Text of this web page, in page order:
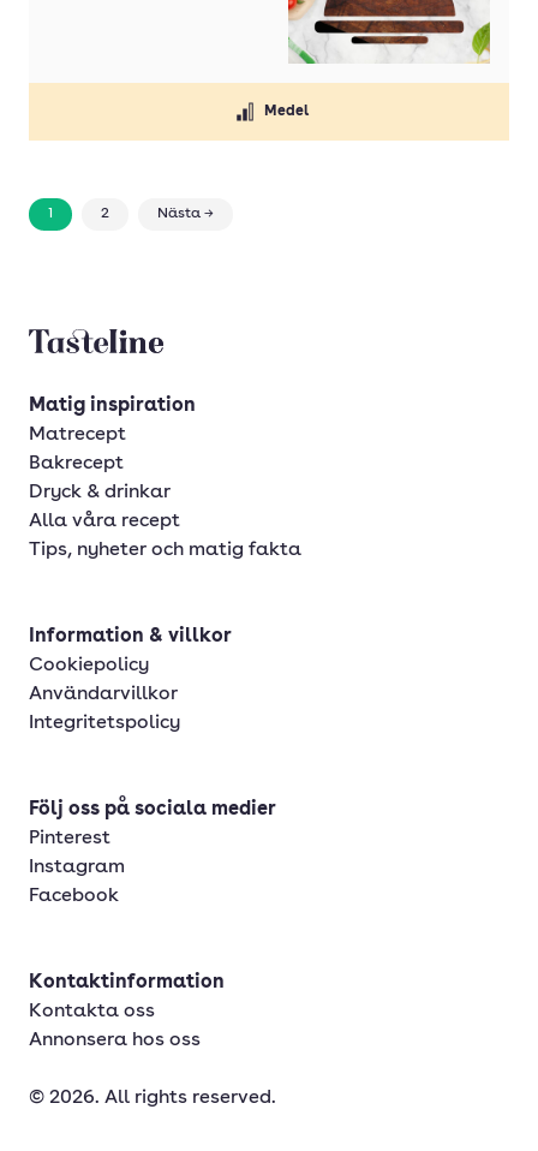
Medel
1 2 Nästa →
Tasteline startsida
Matig inspiration
Matrecept
Bakrecept
Dryck & drinkar
Alla våra recept
Tips, nyheter och matig fakta
Information & villkor
Cookiepolicy
Användarvillkor
Integritetspolicy
Följ oss på sociala medier
Pinterest
Instagram
Facebook
Kontaktinformation
Kontakta oss
Annonsera hos oss
© 2026. All rights reserved.